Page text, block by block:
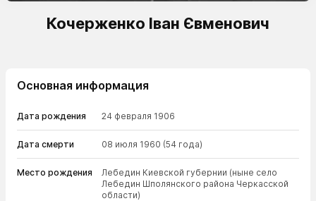
Кочерженко Іван Євменович
Основная информация
Дата рождения 24 февраля 1906
Дата смерти 08 июля 1960 (54 года)
Место рождения
Лебедин Киевской губернии (ныне село
Лебедин Шполянского района Черкасской
области)